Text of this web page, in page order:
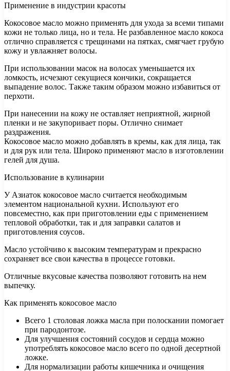
Применение в индустрии красоты
Кокосовое масло можно применять для ухода за всеми типами
кожи не только лица, но и тела. Не разбавленное масло кокоса
отлично справляется с трещинами на пятках, смягчает грубую
кожу и увлажняет волосы.
При использовании масок на волосах уменьшается их
ломкость, исчезают секущиеся кончики, сокращается
выпадение волос. Также таким образом можно избавиться от
перхоти.
При нанесении на кожу не оставляет неприятной, жирной
пленки и не закупоривает поры. Отлично снимает
раздражения.
Кокосовое масло можно добавлять в кремы, как для лица, так
и для рук или тела. Широко применяют масло в изготовлении
гелей для душа.
Использование в кулинарии
У Азиаток кокосовое масло считается необходимым
элементом национальной кухни. Используют его
повсеместно, как при приготовлении еды с применением
тепловой обработки, так и для заправки салатов и
приготовления соусов.
Масло устойчиво к высоким температурам и прекрасно
сохраняет все свои качества в процессе готовки.
Отличные вкусовые качества позволяют готовить на нем
выпечку.
Как применять кокосовое масло
Всего 1 столовая ложка масла при полоскании помогает
при пародонтозе.
Для улучшения состояний сосудов и сердца можно
употреблять кокосовое масло всего по одной десертной
ложке.
Для нормализации работы кишечника и очищения